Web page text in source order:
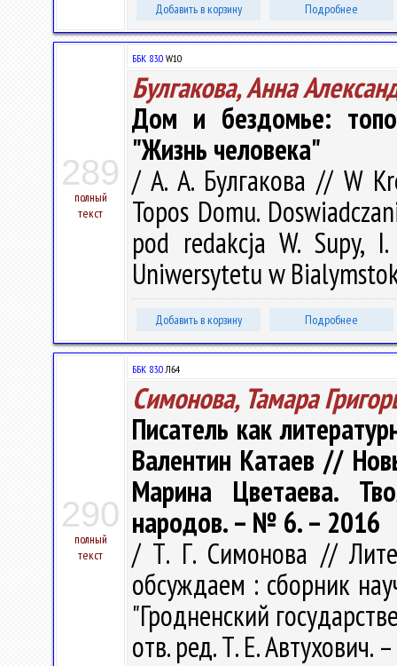
Добавить в корзину Подробнее
289
полный
текст
ББК 83.0 W10
Булгакова, Анна
Дом и бездомье:
"Жизнь человека"
/ А. А. Булгакова // W
Topos Domu.
pod redakcja W. Supy,
Uniwersytetu w
Добавить в корзину Подробнее
290
полный
текст
ББК 83.0Л64
Симонова, Тамара
Писатель как
Валентин Катаев //
Марина Цветаева.
народов. – № 6. – 2016
/ Т. Г. Симонова //
обсуждаем : сборник
"Гродненский
отв. ред. Т. Е.